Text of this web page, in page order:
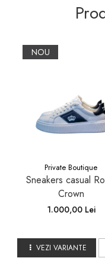
NOU
Private Boutique
Sneakers casual
Crown
1.000,00 Lei
VEZI VARIANTE